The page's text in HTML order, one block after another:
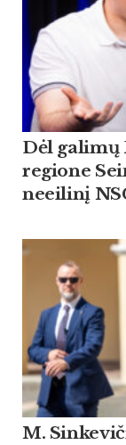
Dėl galimų
regione
neeilinį
M.